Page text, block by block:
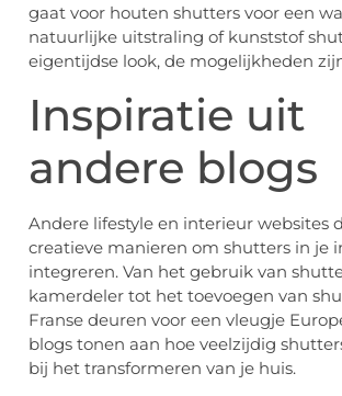
gaat voor houten shutters voor een
natuurlijke uitstraling of kunststof
eigentijdse look, de mogelijkheden
Inspiratie uit
andere blogs
Andere lifestyle en interieur websites
creatieve manieren om shutters in je
integreren. Van het gebruik van
kamerdeler tot het toevoegen van
Franse deuren voor een vleugje
blogs tonen aan hoe veelzijdig
bij het transformeren van je huis.